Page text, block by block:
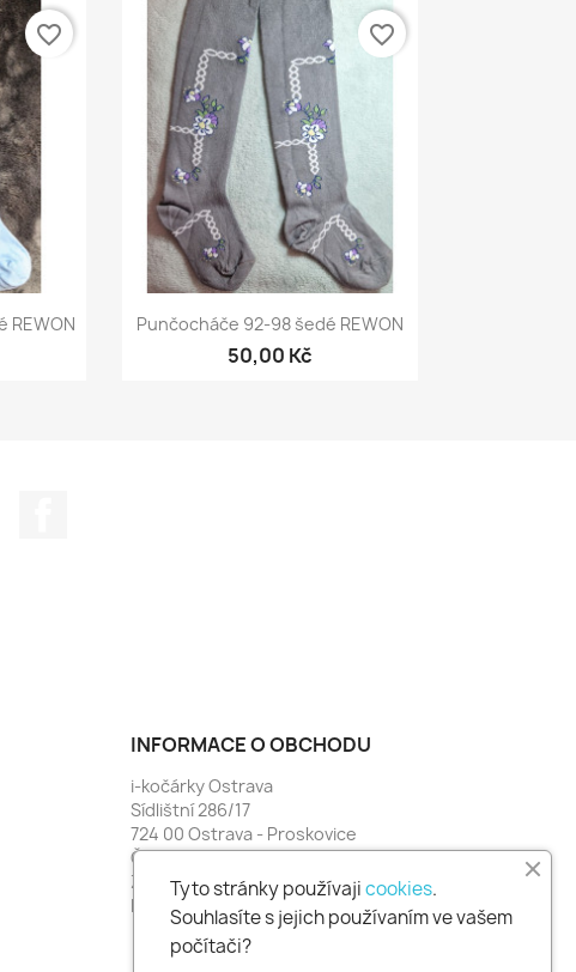
REWON
favorite_border
Rychlý náhled
Punčocháče 92-98 šedé REWON
50,00 Kč
favorite_border
INFORMACE O OBCHODU
i-kočárky Ostrava
Sídlištní 286/17
724 00 Ostrava - Proskovice
Česko
Zavolejte nám:774 481 664
Napište nám:i-kocarky@seznam.cz
Tyto stránky používajicookies.
Souhlasíte s jejich používaním ve vašem
počítači?